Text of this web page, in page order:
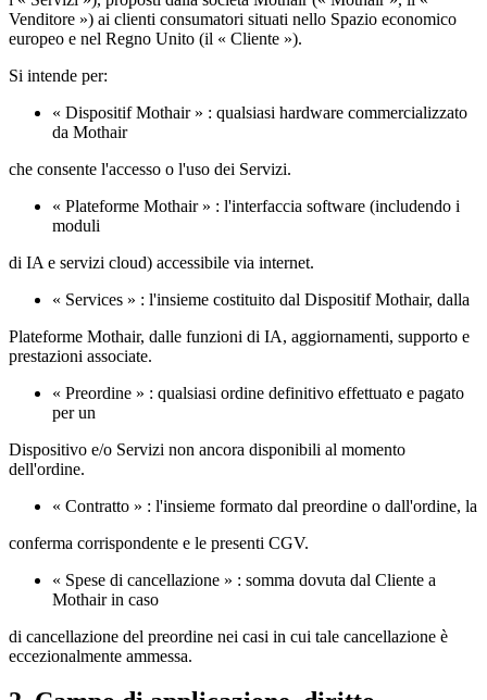
Venditore ») ai clienti consumatori situati nello Spazio economico
europeo e nel Regno Unito (il « Cliente »).
Si intende per:
« Dispositif Mothair » : qualsiasi hardware commercializzato
da Mothair
che consente l'accesso o l'uso dei Servizi.
« Plateforme Mothair » : l'interfaccia software (includendo i
moduli
di IA e servizi cloud) accessibile via internet.
« Services » : l'insieme costituito dal Dispositif Mothair, dalla
Plateforme Mothair, dalle funzioni di IA, aggiornamenti, supporto e
prestazioni associate.
« Preordine » : qualsiasi ordine definitivo effettuato e pagato
per un
Dispositivo e/o Servizi non ancora disponibili al momento
dell'ordine.
« Contratto » : l'insieme formato dal preordine o dall'ordine, la
conferma corrispondente e le presenti CGV.
« Spese di cancellazione » : somma dovuta dal Cliente a
Mothair in caso
di cancellazione del preordine nei casi in cui tale cancellazione è
eccezionalmente ammessa.